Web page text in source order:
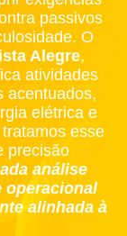
passivos
O
Alegre,
atividades
acentuados,
elétrica e
esse
precisão
análise
operacional
alinhada à